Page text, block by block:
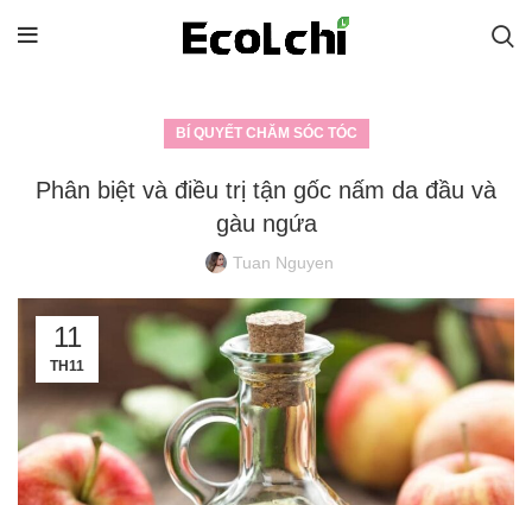
BÍ QUYẾT CHĂM SÓC TÓC
Phân biệt và điều trị tận gốc nấm da đầu và
gàu ngứa
Tuan Nguyen
11
TH11